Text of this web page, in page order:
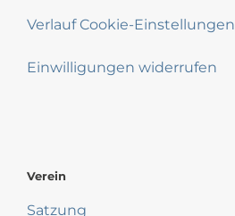
Verlauf Cookie-Einstellungen
Einwilligungen widerrufen
Verein
Satzung